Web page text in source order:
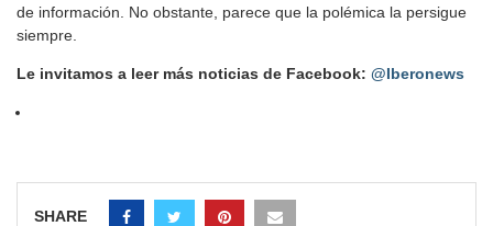
de información. No obstante, parece que la polémica la persigue
siempre.
Le invitamos a leer más noticias de Facebook: @Iberonews
SHARE